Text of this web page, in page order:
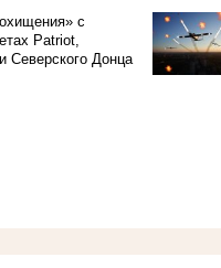
с
Patriot,
Северского Донца